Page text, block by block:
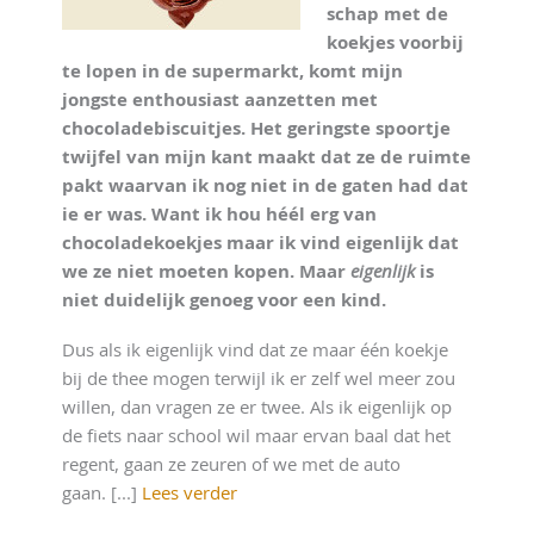
schap met de
koekjes voorbij
te lopen in de supermarkt, komt mijn
jongste enthousiast aanzetten met
chocoladebiscuitjes. Het geringste spoortje
twijfel van mijn kant maakt dat ze de ruimte
pakt waarvan ik nog niet in de gaten had dat
ie er was. Want ik hou héél erg van
chocoladekoekjes maar ik vind eigenlijk dat
we ze niet moeten kopen. Maareigenlijkis
niet duidelijk genoeg voor een kind.
Dus als ik eigenlijk vind dat ze maar één koekje
bij de thee mogen terwijl ik er zelf wel meer zou
willen, dan vragen ze er twee. Als ik eigenlijk op
de fiets naar school wil maar ervan baal dat het
regent, gaan ze zeuren of we met de auto
gaan. [...] Lees verder